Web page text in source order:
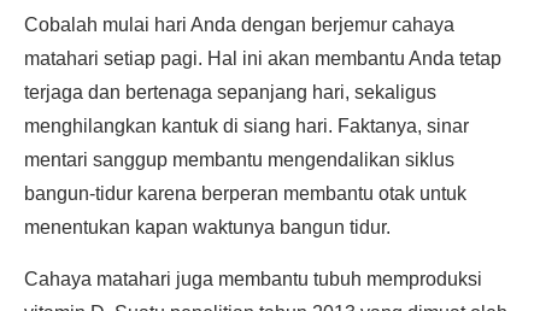
Cobalah mulai hari Anda dengan berjemur cahaya
matahari setiap pagi. Hal ini akan membantu Anda tetap
terjaga dan bertenaga sepanjang hari, sekaligus
menghilangkan kantuk di siang hari. Faktanya, sinar
mentari sanggup membantu mengendalikan siklus
bangun-tidur karena berperan membantu otak untuk
menentukan kapan waktunya bangun tidur.
Cahaya matahari juga membantu tubuh memproduksi